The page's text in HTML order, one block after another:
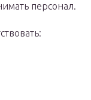
персонал.